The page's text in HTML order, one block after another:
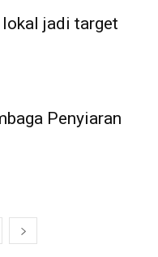
lokal jadi target
Penyiaran